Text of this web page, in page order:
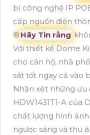
bị công nghệ IP
cấp nguồn điện
®️ Hãy Tin rằng
Với thiết kế Dome
cho căn hộ, nhà
sát tốt ngay cả vào
Nhận xét những ưu
HDW1431T1-A của
chất lượng hình
ngược sáng và thu